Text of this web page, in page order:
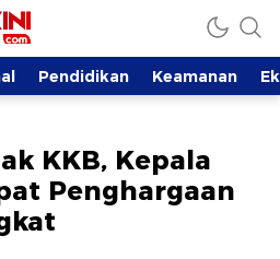
Pendidikan Keamanan
KKB, Kepala
Penghargaan